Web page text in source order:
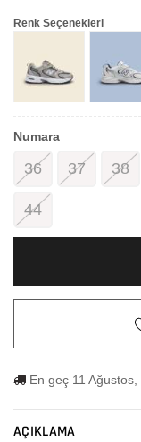
Renk Seçenekleri
Numara
36 37 38
44
En geç 11 Ağustos,
AÇIKLAMA